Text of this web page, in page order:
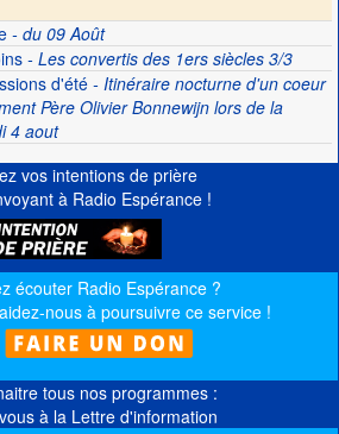
- du 09 Août
- Les convertis des 1ers siècles 3/3
d'été- Itinéraire nocturne d'un coeur
Père Olivier Bonnewijn lors de la
4 aout
vos intentions de prière
à Radio Espérance !
écouter Radio Espérance ?
nous à poursuivre ce service !
tous nos programmes :
à la Lettre d'information